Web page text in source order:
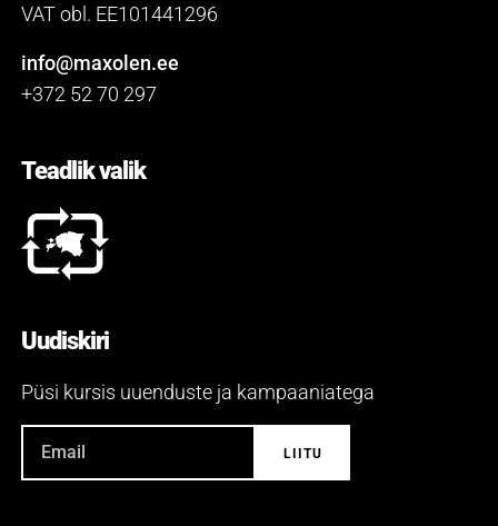
VAT obl. EE101441296
info@maxolen.ee
+372 52 70 297
Teadlik valik
Uudiskiri
Püsi kursis uuenduste ja kampaaniatega